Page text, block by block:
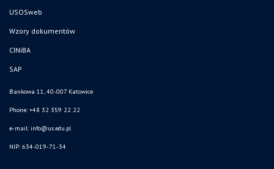
USOSweb
Wzory dokumentów
CINiBA
SAP
Bankowa 11, 40-007 Katowice
Phone: +48 32 359 22 22
e-mail: info@us.edu.pl
NIP: 634-019-71-34